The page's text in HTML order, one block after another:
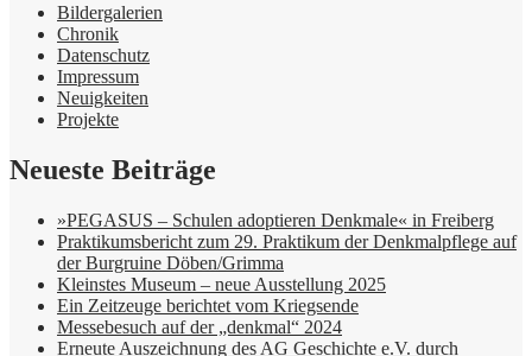
Bildergalerien
Chronik
Datenschutz
Impressum
Neuigkeiten
Projekte
Neueste Beiträge
»PEGASUS – Schulen adoptieren Denkmale« in Freiberg
Praktikumsbericht zum 29. Praktikum der Denkmalpflege auf
der Burgruine Döben/Grimma
Kleinstes Museum – neue Ausstellung 2025
Ein Zeitzeuge berichtet vom Kriegsende
Messebesuch auf der „denkmal“ 2024
Erneute Auszeichnung des AG Geschichte e.V. durch